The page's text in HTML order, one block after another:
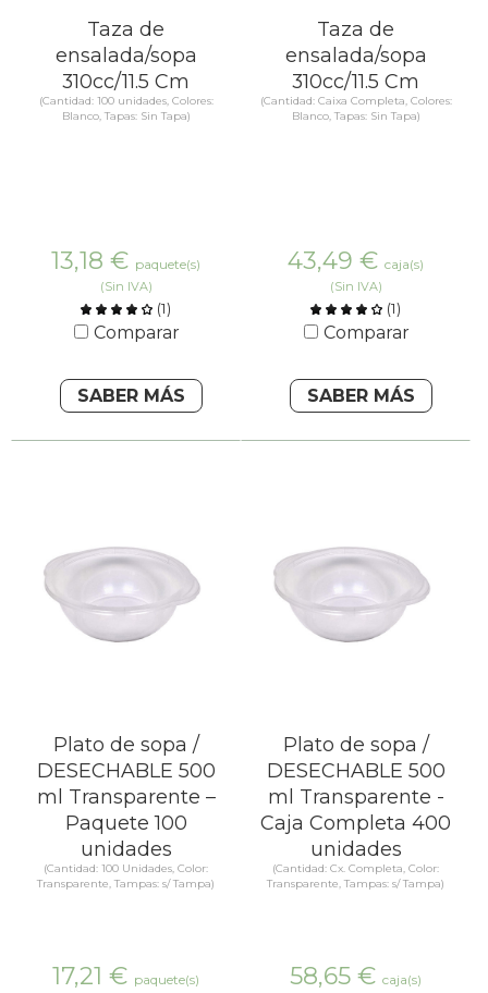
Taza de
ensalada/sopa
310cc/11.5 Cm
(Cantidad: 100 unidades, Colores:
Blanco, Tapas: Sin Tapa)
13,18 € paquete(s)
(Sin IVA)
(1)
Comparar
SABER MÁS
Taza de
ensalada/sopa
310cc/11.5 Cm
(Cantidad: Caixa Completa, Colores:
Blanco, Tapas: Sin Tapa)
43,49 € caja(s)
(Sin IVA)
(1)
Comparar
SABER MÁS
Plato de sopa /
DESECHABLE 500
ml Transparente –
Paquete 100
unidades
(Cantidad: 100 Unidades, Color:
Transparente, Tampas: s/ Tampa)
17,21 € paquete(s)
Plato de sopa /
DESECHABLE 500
ml Transparente -
Caja Completa 400
unidades
(Cantidad: Cx. Completa, Color:
Transparente, Tampas: s/ Tampa)
58,65 € caja(s)